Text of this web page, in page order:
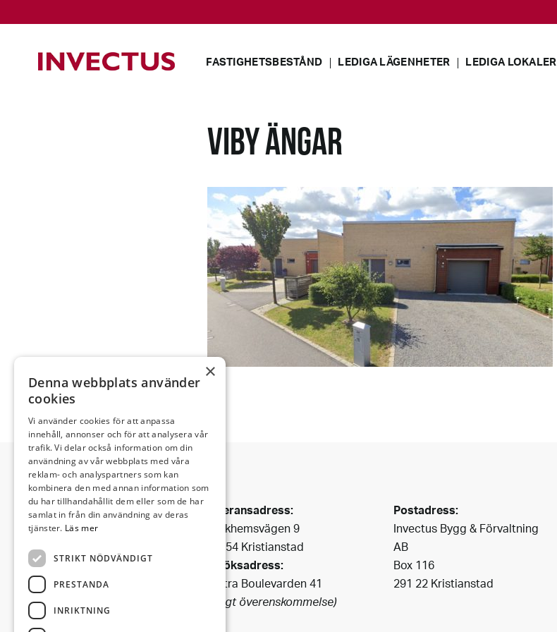
FASTIGHETSBESTÅND LEDIGA LÄGENHETER LEDIGA LOKALER
VIBY ÄNGAR
Invectus är ett
Bygg & Fastighetsbolag
som har funnits i Kristianstad
sedan 1990.
Vi förvaltar fastigheter i
centrala
Kristianstad och i dess fina
omgivning.
Leveransadress:
Björkhemsvägen 9
291 54 Kristianstad
Besöksadress:
Västra Boulevarden 41
(enligt överenskommelse)
Postadress:
Invectus Bygg & Förvaltning
AB
Box 116
291 22 Kristianstad
×
Denna webbplats använder
cookies
Vi använder cookies för att anpassa
innehåll, annonser och för att analysera vår
trafik. Vi delar också information om din
användning av vår webbplats med våra
reklam- och analyspartners som kan
kombinera den med annan information som
du har tillhandahållit dem eller som de har
samlat in från din användning av deras
tjänster. Läs mer
STRIKT NÖDVÄNDIGT
PRESTANDA
INRIKTNING